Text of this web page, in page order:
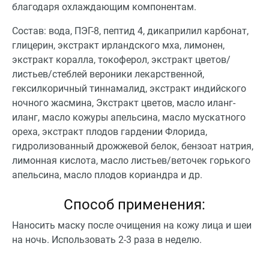
благодаря охлаждающим компонентам.
Состав: вода, ПЭГ-8, пептид 4, дикаприлил карбонат,
глицерин, экстракт ирландского мха, лимонен,
экстракт коралла, токоферол, экстракт цветов/
листьев/стеблей вероники лекарственной,
гексилкоричный тиннамалид, экстракт индийского
ночного жасмина, Экстракт цветов, масло иланг-
иланг, масло кожуры апельсина, масло мускатного
ореха, экстракт плодов гардении Флорида,
гидролизованный дрожжевой белок, бензоат натрия,
лимонная кислота, масло листьев/веточек горького
апельсина, масло плодов кориандра и др.
Способ применения:
Наносить маску после очищения на кожу лица и шеи
на ночь. Использовать 2-3 раза в неделю.